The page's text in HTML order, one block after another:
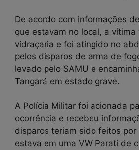
De acordo com informações
que estavam no local, a vítima
vidraçaria e foi atingido no
pelos disparos de arma de
levado pelo SAMU e
Tangará em estado grave.
A Polícia Militar foi acionada
ocorrência e recebeu
disparos teriam sido feitos por
estava em uma VW Parati de